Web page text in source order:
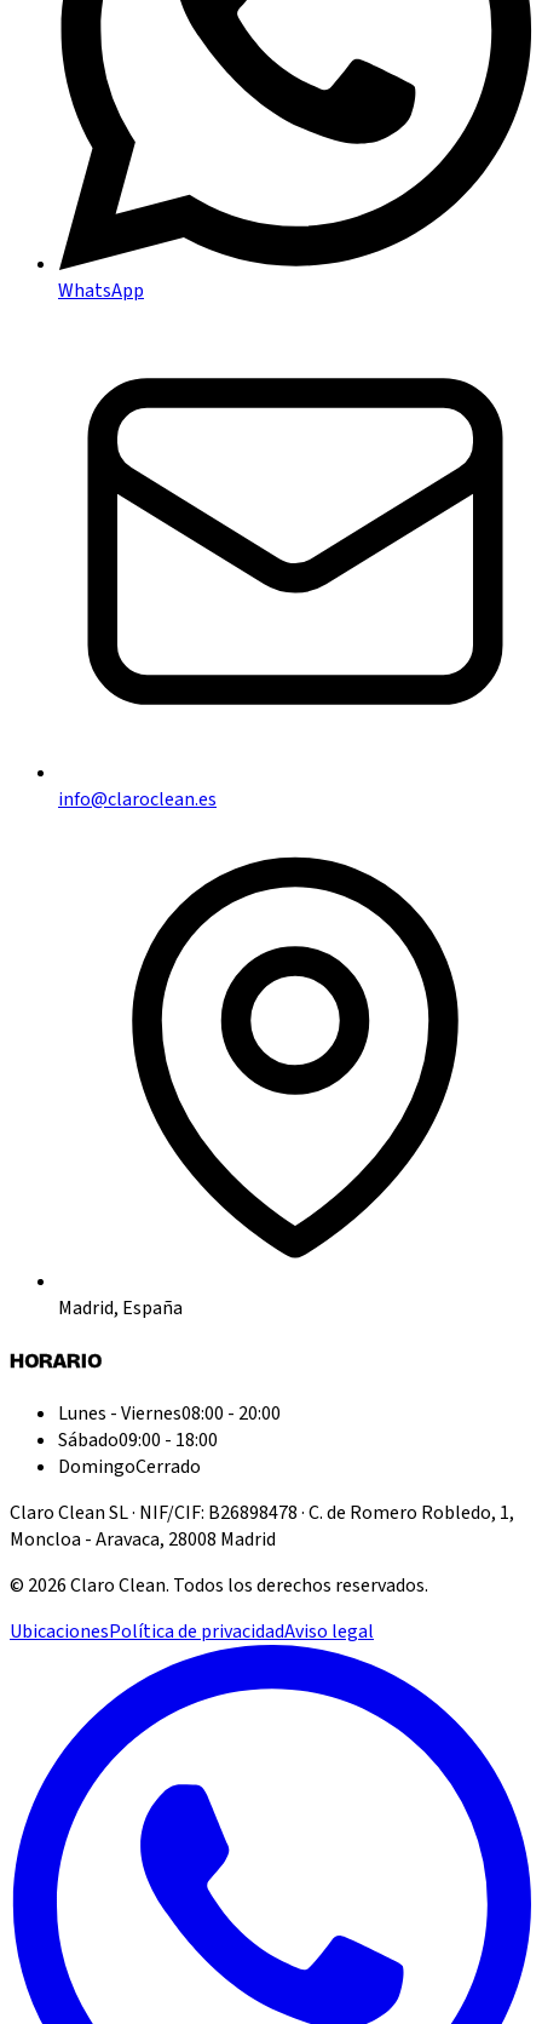
WhatsApp
info@claroclean.es
Madrid, España
HORARIO
Lunes - Viernes08:00 - 20:00
Sábado09:00 - 18:00
DomingoCerrado
Claro Clean SL · NIF/CIF: B26898478 · C. de Romero Robledo, 1,
Moncloa - Aravaca, 28008 Madrid
© 2026Claro Clean. Todos los derechos reservados.
UbicacionesPolítica de privacidadAviso legal